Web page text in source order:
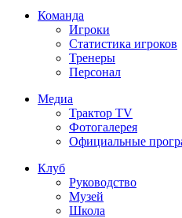
Команда
Игроки
Статистика игроков
Тренеры
Персонал
Медиа
Трактор TV
Фотогалерея
Официальные
Клуб
Руководство
Музей
Школа